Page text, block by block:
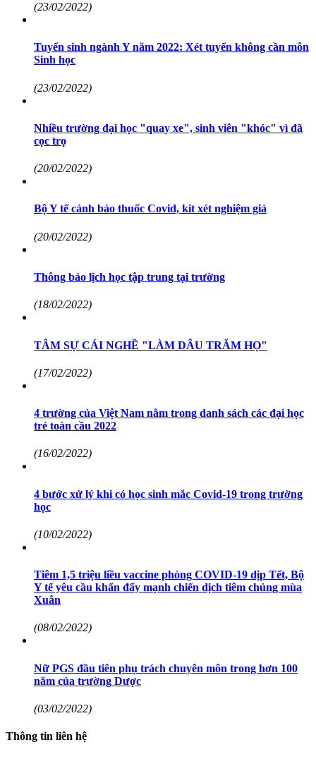
(23/02/2022)
Tuyển sinh ngành Y năm 2022: Xét tuyển không cần môn
Sinh học
(23/02/2022)
Nhiều trường đại học "quay xe", sinh viên "khóc" vì đã
cọc trọ
(20/02/2022)
Bộ Y tế cảnh báo thuốc Covid, kit xét nghiệm giả
(20/02/2022)
Thông báo lịch học tập trung tại trường
(18/02/2022)
TÂM SỰ CÁI NGHỀ "LÀM DÂU TRĂM HỌ"
(17/02/2022)
4 trường của Việt Nam nằm trong danh sách các đại học
trẻ toàn cầu 2022
(16/02/2022)
4 bước xử lý khi có học sinh mắc Covid-19 trong trường
học
(10/02/2022)
Tiêm 1,5 triệu liều vaccine phòng COVID-19 dịp Tết, Bộ
Y tế yêu cầu khẩn đẩy mạnh chiến dịch tiêm chủng mùa
Xuân
(08/02/2022)
Nữ PGS đầu tiên phụ trách chuyên môn trong hơn 100
năm của trường Dược
(03/02/2022)
Thông tin liên hệ